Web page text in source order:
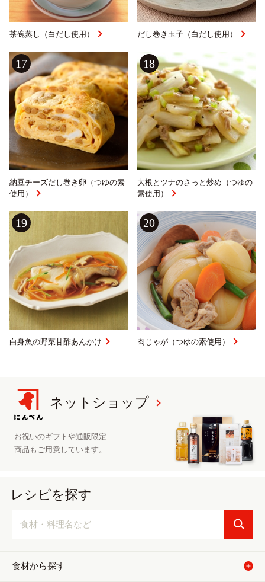
茶碗蒸し（白だし使用） だし巻き玉子（白だし使用）
納豆チーズだし巻き卵（つゆの素
使用）
17
大根とツナのさっと炒め（つゆの
素使用）
18
白身魚の野菜甘酢あんかけ
19
肉じゃが（つゆの素使用）
20
ネットショップ
お祝いのギフトや通販限定
商品も ご用意しています。
レシピを探す
食材から探す